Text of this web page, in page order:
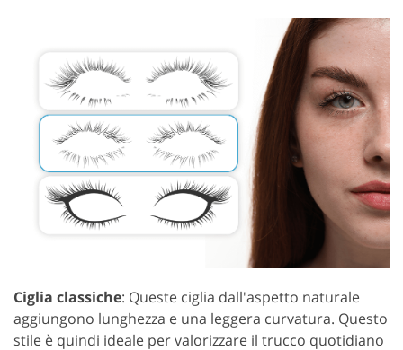
Ciglia classiche: Queste ciglia dall'aspetto naturale
aggiungono lunghezza e una leggera curvatura. Questo
stile è quindi ideale per valorizzare il trucco quotidiano